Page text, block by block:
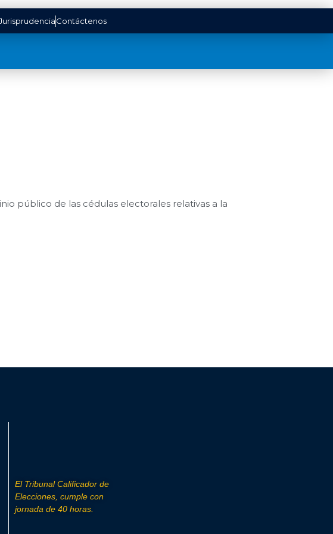
Contáctenos
público de las cédulas electorales relativas a la
El Tribunal Calificador de
Elecciones, cumple con
jornada de 40 horas.